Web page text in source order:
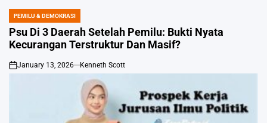
POSTED
IN
PEMILU & DEMOKRASI
Psu Di 3 Daerah Setelah Pemilu: Bukti Nyata
Kecurangan Terstruktur Dan Masif?
on
January 13, 2026 Kenneth Scott